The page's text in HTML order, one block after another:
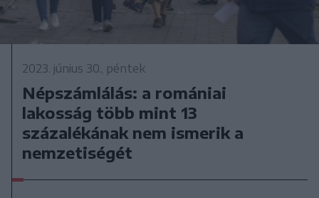
2023. június 30., péntek
Népszámlálás: a romániai
lakosság több mint 13
százalékának nem ismerik a
nemzetiségét